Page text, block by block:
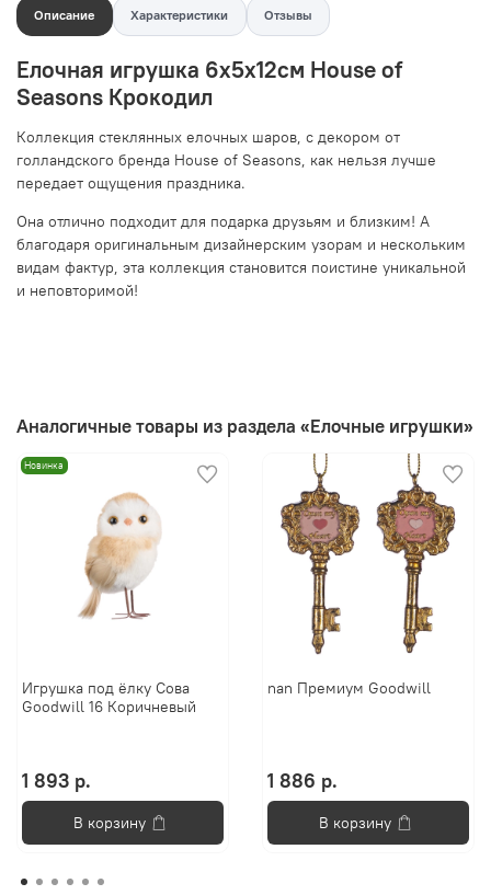
Описание Характеристики Отзывы
Елочная игрушка 6х5х12см House of
Seasons Крокодил
Коллекция стеклянных елочных шаров, с декором от
голландского бренда House of Seasons, как нельзя лучше
передает ощущения праздника.
Она отлично подходит для подарка друзьям и близким! А
благодаря оригинальным дизайнерским узорам и нескольким
видам фактур, эта коллекция становится поистине уникальной
и неповторимой!
Аналогичные товары из раздела «Елочные игрушки»
Новинка
Игрушка под ёлку Сова
Goodwill 16 Коричневый
1 893 р.
В корзину
nan Премиум Goodwill
1 886 р.
В корзину